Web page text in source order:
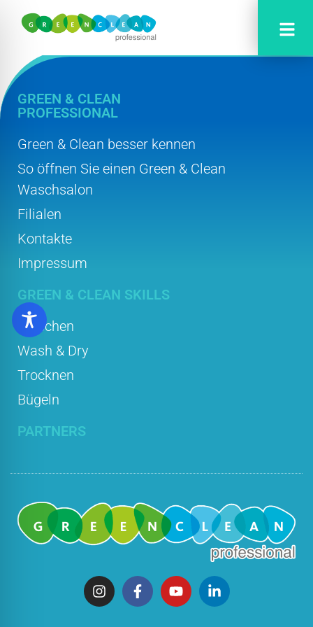
Autor:lars8242
GREEN & CLEAN
PROFESSIONAL
Green & Clean besser kennen
So öffnen Sie einen Green & Clean
Waschsalon
Filialen
Kontakte
Impressum
GREEN & CLEAN SKILLS
Waschen
Wash & Dry
Trocknen
Bügeln
PARTNERS